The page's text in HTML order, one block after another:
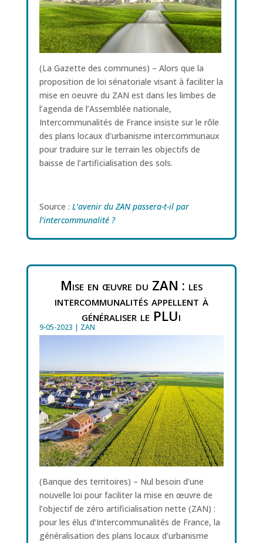
(La Gazette des communes) – Alors que la
proposition de loi sénatoriale visant à faciliter la
mise en oeuvre du ZAN est dans les limbes de
l’agenda de l’Assemblée nationale,
Intercommunalités de France insiste sur le rôle
des plans locaux d’urbanisme intercommunaux
pour traduire sur le terrain les objectifs de
baisse de l’artificialisation des sols.
Source : L’avenir du ZAN passera-t-il par
l’intercommunalité ?
Mise en œuvre du ZAN : les
intercommunalités appellent à
généraliser le PLUi
9-05-2023 | ZAN
(Banque des territoires) – Nul besoin d’une
nouvelle loi pour faciliter la mise en œuvre de
l’objectif de zéro artificialisation nette (ZAN) :
pour les élus d’Intercommunalités de France, la
généralisation des plans locaux d’urbanisme